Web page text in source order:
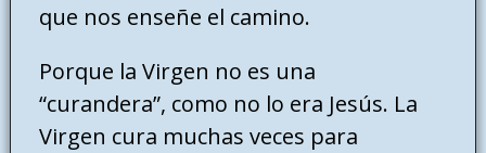
que nos enseñe el camino.
Porque la Virgen no es una
“curandera”, como no lo era Jesús. La
Virgen cura muchas veces para